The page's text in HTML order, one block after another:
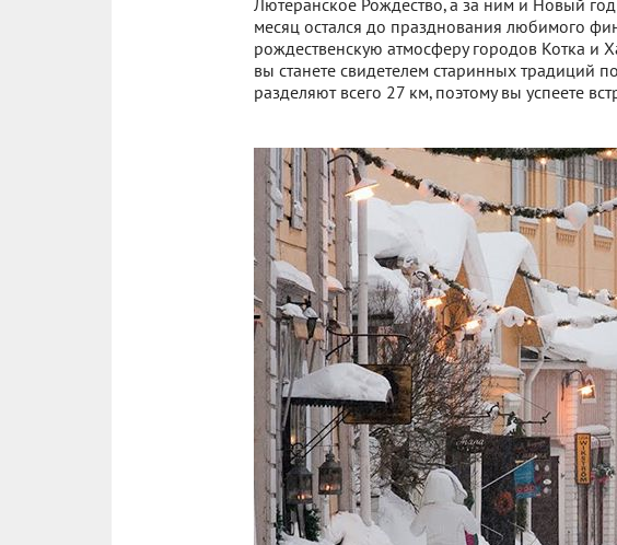
Лютеранское Рождество, а за ним и Новый
месяц остался до празднования любимого
рождественскую атмосферу городов Котка и
вы станете свидетелем старинных традиций
разделяют всего 27 км, поэтому вы успеете